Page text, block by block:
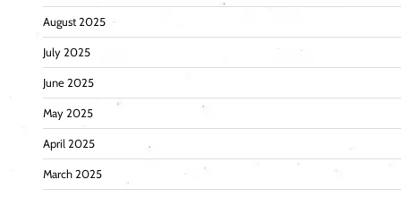
August 2025
July 2025
June 2025
May 2025
April 2025
March 2025